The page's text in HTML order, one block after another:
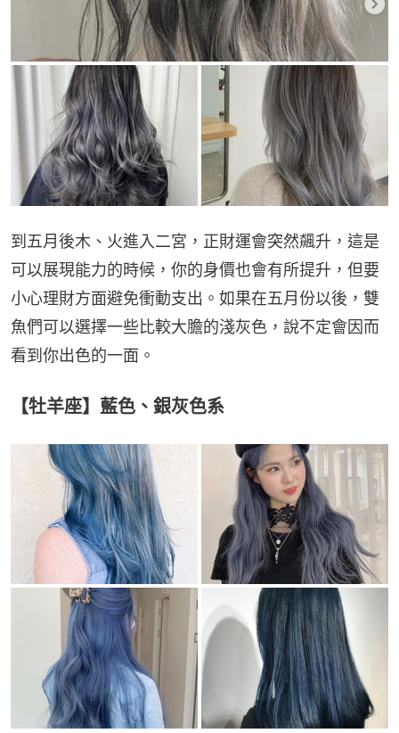
到五月後木、火進入二宮，正財運會突然飆升，這是
可以展現能力的時候，你的身價也會有所提升，但要
小心理財方面避免衝動支出。如果在五月份以後，雙
魚們可以選擇一些比較大膽的淺灰色，說不定會因而
看到你出色的一面。
【牡羊座】藍色、銀灰色系